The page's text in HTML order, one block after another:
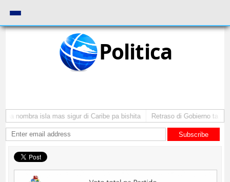
Politica
nombra isla mas sigur di Caribe pa bishita Retraso di Gobierno ta
Subscribe